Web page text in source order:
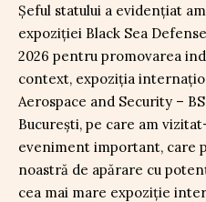
Șeful statului a evidențiat
expoziției Black Sea
2026 pentru promovarea
context, expoziția
Aerospace and Security –
București, pe care am
eveniment important, care
noastră de apărare cu
cea mai mare expoziție